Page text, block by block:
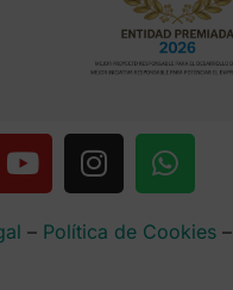
– Política de Cookies–